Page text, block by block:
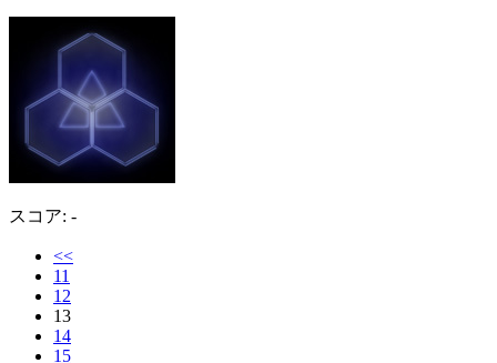
スコア: -
<<
11
12
13
14
15